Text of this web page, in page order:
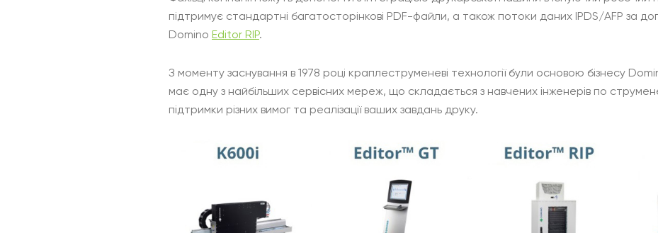
підтримує стандартні багатосторінкові PDF-файли, а також потоки даних IPDS/AFP за
Domino Editor RIP.
З моменту заснування в 1978 році краплеструменеві технології були основою бізнесу
має одну з найбільших сервісних мереж, що складається з навчених інженерів по
підтримки різних вимог та реалізації ваших завдань друку.